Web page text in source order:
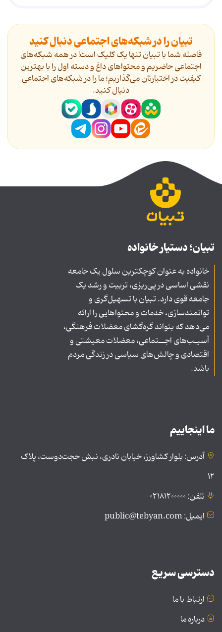
تبیان را در شبکه‌های اجتماعی دنبال کنید
فاصله شما با تبیان تنها یک کلیک است! در همه شبکه‌های
اجتماعی حاضریم و محتواهای داغ و دسته اول را با بهترین
کیفیت در اختیارتان می‌گذاریم؛ ما را در شبکه‌های اجتماعی
دنیال کنید.
تبیان؛ دستیار خانواده
خانواده به عنوان کوچکترین سلول یک جامعه
نقشی اساسی در پی‌ریزی، تربیت و رشد یک
جامعه قوی دارد. تبیان با تسهیل‌گری و
توانمندسازی، خدمات و محتواهایی را ارائه
می‌دهد که بتواند گره‌گشای معضلات فرهنگی،
آسیـب‌های اجــتماعی، معضلات معیشتی و
اقتصادی و چالش‌های سیاسی در زندگی مردم
باشد.
ما اینجاییم
آدرس: بلوار کشاورز، خیابان نادری، نبش حجت‌دوست، پلاک
۱۲
تلفن: ۰۲۱۸۱۲۰۰۰۰۰
ایمیل: public@tebyan.com
دسترسی سریع
ارتباط با ما
درباره ما